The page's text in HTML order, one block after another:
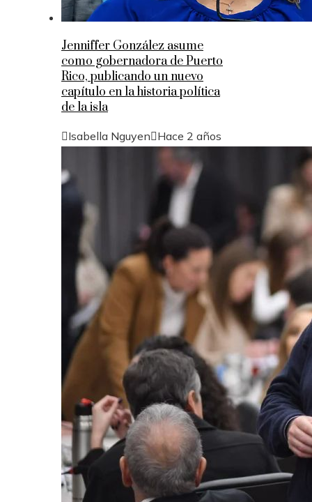
Jenniffer González asume
como gobernadora de Puerto
Rico, publicando un nuevo
capítulo en la historia política
de la isla
Isabella Nguyen Hace 2 años